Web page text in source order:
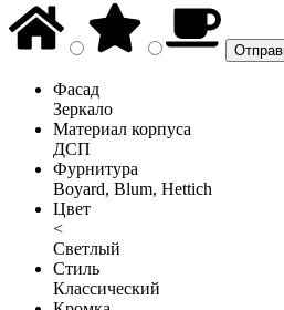
Фасад
Зеркало
Материал корпуса
ДСП
Фурнитура
Boyard, Blum, Hettich
Цвет
<
Светлый
Стиль
Классический